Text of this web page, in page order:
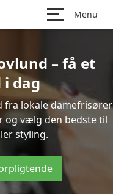
Menu
– få et
dag
fra lokale damefrisører
og vælg den bedste til
styling.